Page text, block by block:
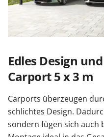
Edles Design
Carport 5 x 3 m
Carports überzeugen
schlichtes Design.
sondern fügen sich auch